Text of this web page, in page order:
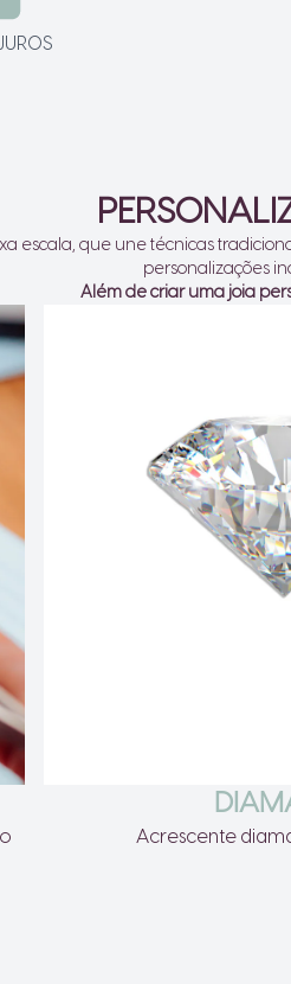
escala, que une técnicas
personalizações
Além de criar uma joia
Acrescente